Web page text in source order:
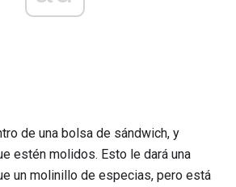
de una bolsa de sándwich, y
estén molidos. Esto le dará una
un molinillo de especias, pero está